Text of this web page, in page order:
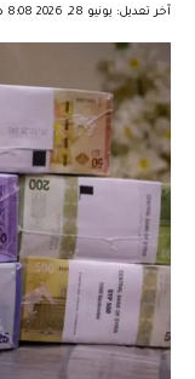
آخر تعديل: يونيو 28, 2026 8:08 ص